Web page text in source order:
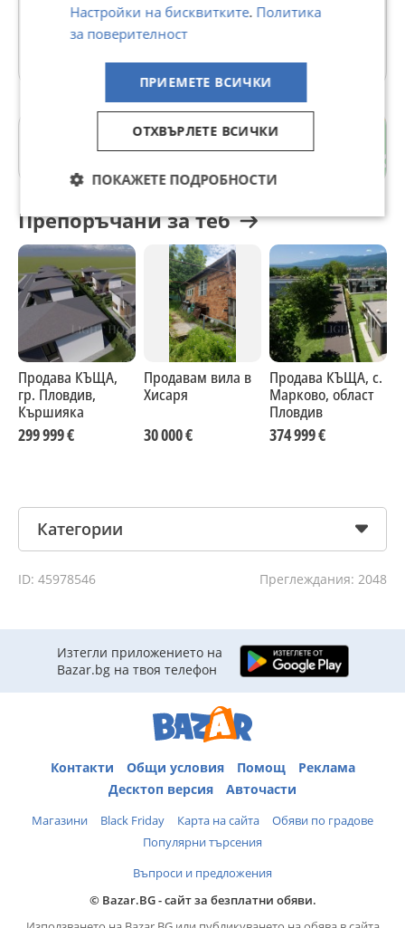
103 Обяви
Препоръчани за теб
Продава КЪЩА,
гр. Пловдив,
Кършияка
299 999 €
Продавам вила в
Хисаря
30 000 €
Продава КЪЩА, с.
Марково, област
Пловдив
374 999 €
Категории
ID: 45978546 Преглеждания: 2048
Изтегли приложението на
Bazar.bg на твоя телефон
Контакти Общи условия Помощ
Реклама
Десктоп версия
Авточасти
Магазини Black Friday Карта на сайта
Обяви по градове
Популярни търсения
Въпроси и предложения
© Bazar.BG - сайт за безплатни обяви.
Настройки на бисквитките. Политика
за поверителност
ПРИЕМЕТЕ ВСИЧКИ
ОТХВЪРЛЕТЕ ВСИЧКИ
ПОКАЖЕТЕ ПОДРОБНОСТИ